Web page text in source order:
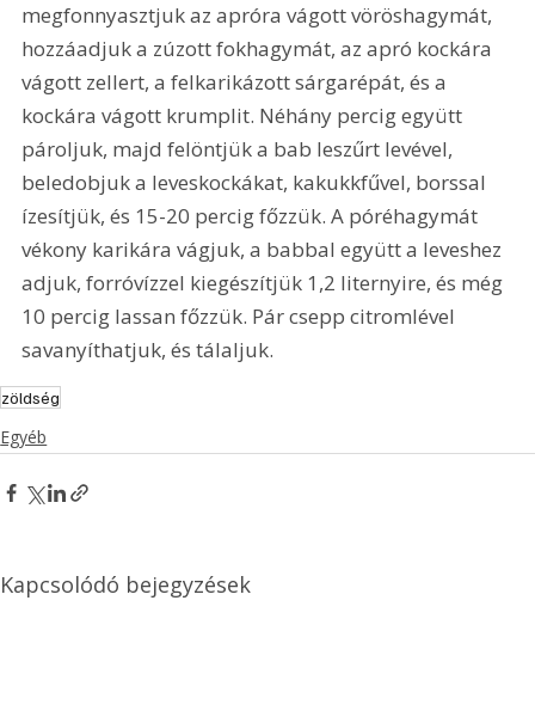
megfonnyasztjuk az apróra vágott vöröshagymát,
hozzáadjuk a zúzott fokhagymát, az apró kockára
vágott zellert, a felkarikázott sárgarépát, és a
kockára vágott krumplit. Néhány percig együtt
pároljuk, majd felöntjük a bab leszűrt levével,
beledobjuk a leveskockákat, kakukkfűvel, borssal
ízesítjük, és 15-20 percig főzzük. A póréhagymát
vékony karikára vágjuk, a babbal együtt a leveshez
adjuk, forróvízzel kiegészítjük 1,2 liternyire, és még
10 percig lassan főzzük. Pár csepp citromlével
savanyíthatjuk, és tálaljuk.
zöldség
Egyéb
Kapcsolódó bejegyzések